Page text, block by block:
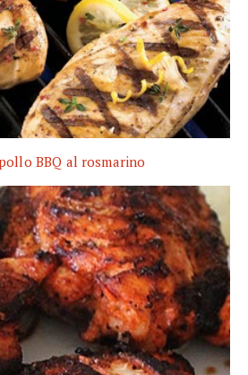
BBQ al rosmarino